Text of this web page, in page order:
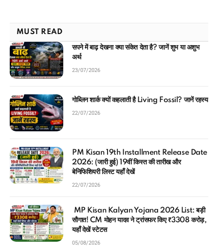
MUST READ
सपने में बाढ़ देखना क्या संकेत देता है? जानें शुभ या अशुभ
अर्थ
23/07/2026
गोब्लिन शार्क क्यों कहलाती है Living Fossil? जानें रहस्य
22/07/2026
PM Kisan 19th Installment Release Date
2026: (जारी हुई) 19वीं किस्त की तारीख और
बेनिफिशियरी लिस्ट यहाँ देखें
22/07/2026
MP Kisan Kalyan Yojana 2026 List: बड़ी
सौगात! CM मोहन यादव ने ट्रांसफर किए ₹3308 करोड़,
यहाँ देखें स्टेटस
05/08/2026